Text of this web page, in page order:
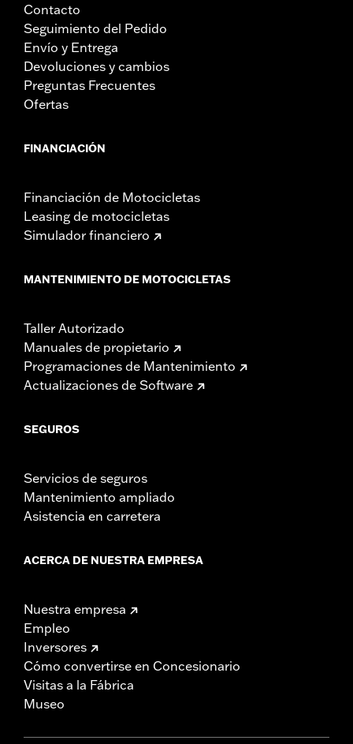
Contacto
Seguimiento del Pedido
Envío y Entrega
Devoluciones y cambios
Preguntas Frecuentes
Ofertas
FINANCIACIÓN
Financiación de Motocicletas
Leasing de motocicletas
Simulador financiero
MANTENIMIENTO DE MOTOCICLETAS
Taller Autorizado
Manuales de propietario
Programaciones de Mantenimiento
Actualizaciones de Software
SEGUROS
Servicios de seguros
Mantenimiento ampliado
Asistencia en carretera
ACERCA DE NUESTRA EMPRESA
Nuestra empresa
Empleo
Inversores
Cómo convertirse en Concesionario
Visitas a la Fábrica
Museo